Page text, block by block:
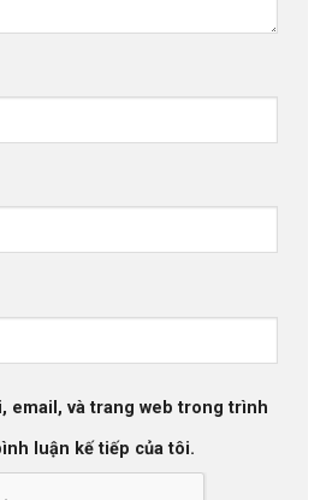
email, và trang web trong trình
luận kế tiếp của tôi.